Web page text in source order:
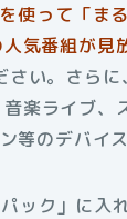
使って「ま
気番組が見
い。さらに
楽ライブ、
等のデバイ
ック」に入れ